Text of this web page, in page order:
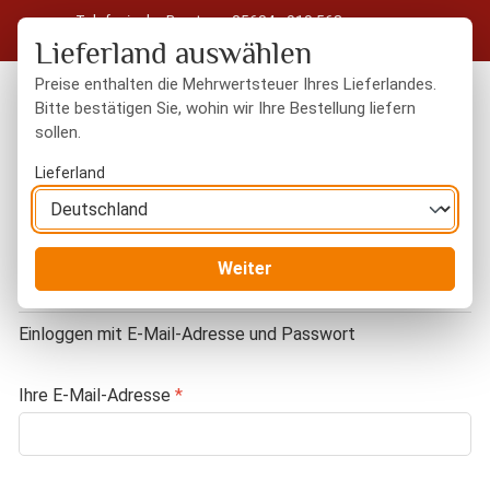
Zum Hauptinhalt springen
Telefonische Beratung: 05604 - 919 563
Kostenloser Versand in Deutschland ab 50 € Warenwert
Anmelden oder Konto erstellen
Ich bin bereits Kunde
Einloggen mit E-Mail-Adresse und Passwort
Ihre E-Mail-Adresse *
Lieferland auswählen
Preise enthalten die Mehrwertsteuer Ihres Lieferlandes.
Bitte bestätigen Sie, wohin wir Ihre Bestellung liefern
sollen.
Lieferland
Weiter